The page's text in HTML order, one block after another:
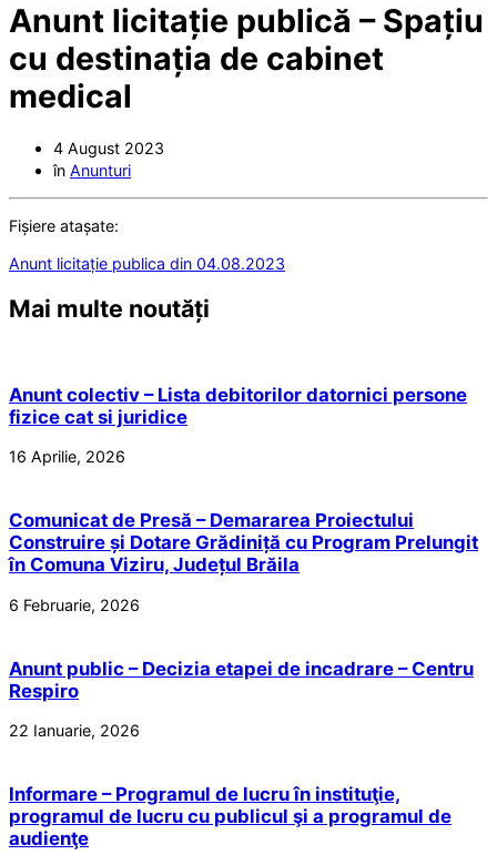
Anunt licitație publică – Spațiu
cu destinația de cabinet
medical
4 August 2023
în Anunturi
Fișiere atașate:
Anunt licitație publica din 04.08.2023
Mai multe noutăți
Anunt colectiv – Lista debitorilor datornici persone
fizice cat si juridice
16 Aprilie, 2026
Comunicat de Presă – Demararea Proiectului
Construire și Dotare Grădiniță cu Program Prelungit
în Comuna Viziru, Județul Brăila
6 Februarie, 2026
Anunt public – Decizia etapei de incadrare – Centru
Respiro
22 Ianuarie, 2026
Informare – Programul de lucru în instituţie,
programul de lucru cu publicul şi a programul de
audienţe